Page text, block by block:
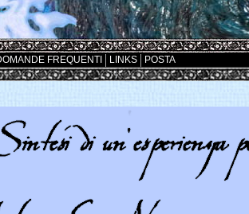
FREQUENTI LINKS POSTA